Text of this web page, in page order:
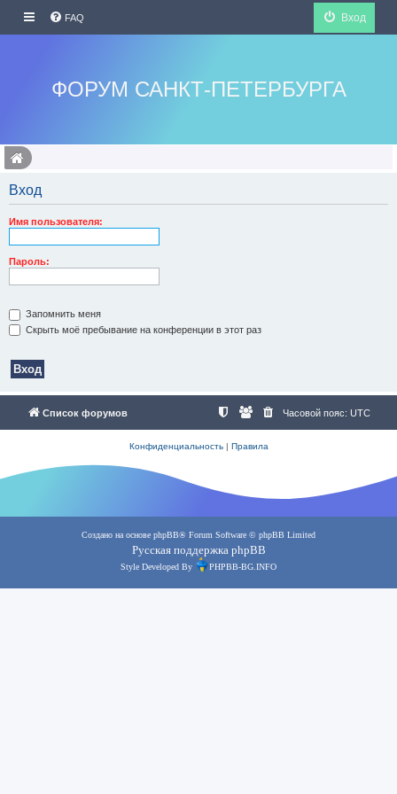
FAQ Вход
ФОРУМ САНКТ-ПЕТЕРБУРГА
Вход
Имя пользователя:
Пароль:
Запомнить меня
Скрыть моё пребывание на конференции в этот раз
Список форумов Часовой пояс: UTC
Конфиденциальность| Правила
Создано на основе phpBB® Forum Software © phpBB Limited
Русская поддержка phpBB
Style Developed By PHPBB-BG.INFO